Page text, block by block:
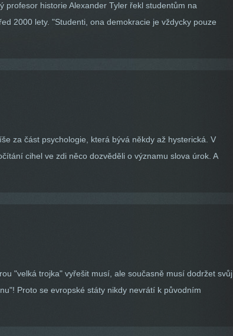
historie Alexander Tyler řekl studentům na
2000 lety. "Studenti, ona demokracie je vždycky pouze
za část psychologie, která bývá někdy až hysterická. V
cihel ve zdi něco dozvěděli o významu slova úrok. A
"velká trojka" vyřešit musí, ale současně musí dodržet svůj
Proto se evropské státy nikdy nevrátí k původním